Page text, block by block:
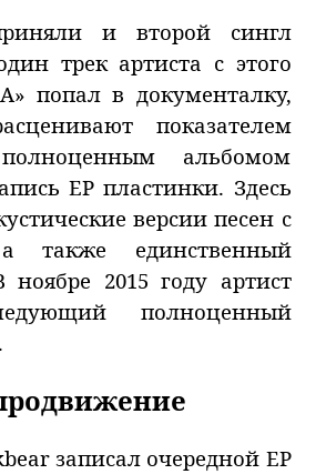
и второй сингл
трек артиста с этого
попал в документалку,
показателем
альбомом
EP пластинки. Здесь
версии песен с
а также единственный
2015 году артист
полноценный
записал очередной EP